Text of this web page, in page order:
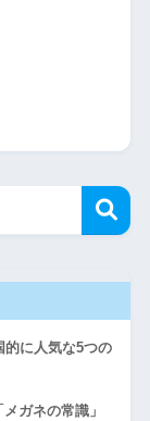
的に人気な5つの
ガネの常識」